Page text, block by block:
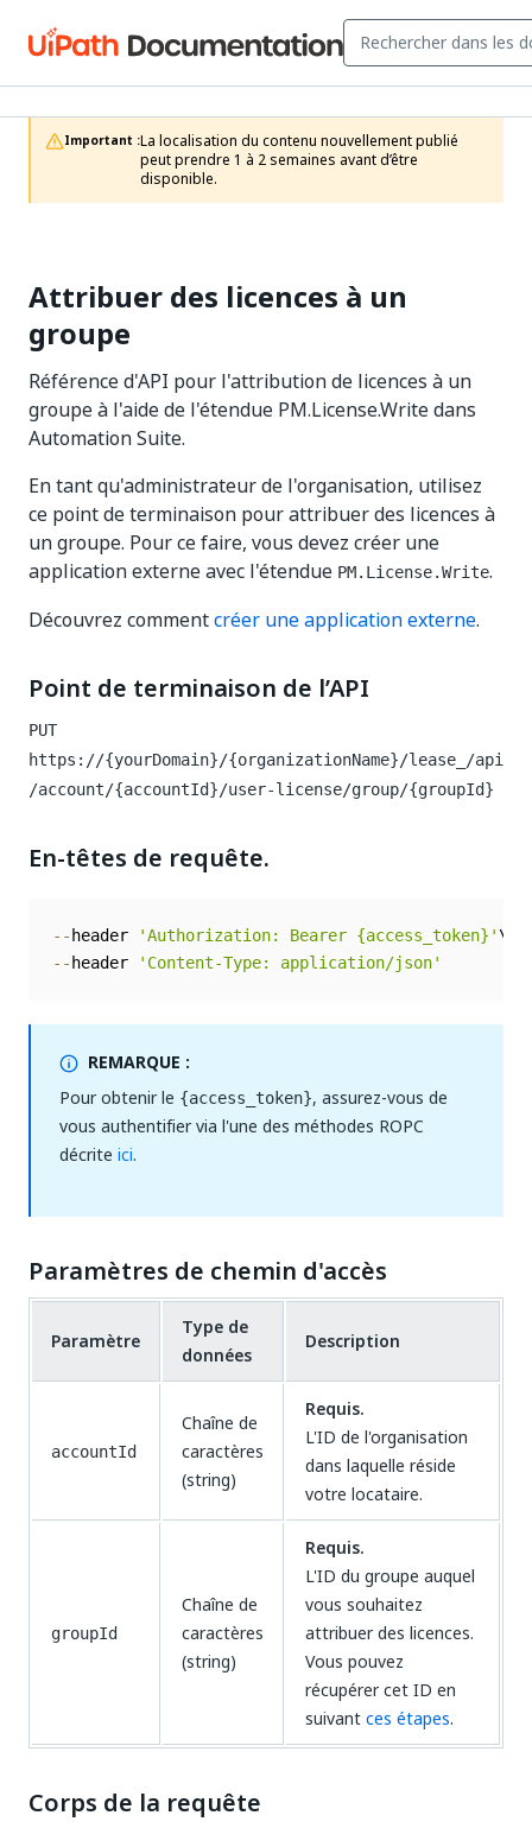
Important :La localisation du contenu nouvellement publié
peut prendre 1 à 2 semaines avant d’être
disponible.
Attribuer des licences à un
groupe
Référence d'API pour l'attribution de licences à un
groupe à l'aide de l'étendue PM.License.Write dans
Automation Suite.
En tant qu'administrateur de l'organisation, utilisez
ce point de terminaison pour attribuer des licences à
un groupe. Pour ce faire, vous devez créer une
application externe avec l'étendue PM.License.Write.
Découvrez commentcréer une application externe.
Point de terminaison de l’API
PUT
https://{yourDomain}/{organizationName}/lease_/api
/account/{accountId}/user-license/group/{groupId}
En-têtes de requête.
-- header 'Authorization: Bearer {access_token}'
-- header 'Content-Type: application/json'
REMARQUE :
Pour obtenir le {access_token}, assurez-vous de
vous authentifier via l'une des méthodes ROPC
décrite ici.
Paramètres de chemin d'accès
Paramètre
Type de
données
Description
accountId
Chaîne de
caractères
(string)
Requis.
L'ID de l'organisation
dans laquelle réside
votre locataire.
groupId
Chaîne de
caractères
(string)
Requis.
L'ID du groupe auquel
vous souhaitez
attribuer des licences.
Vous pouvez
récupérer cet ID en
suivantces étapes.
Corps de la requête